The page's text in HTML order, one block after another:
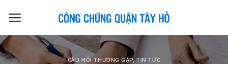
CÂU HỎI THƯỜNG GẶP,TIN TỨC